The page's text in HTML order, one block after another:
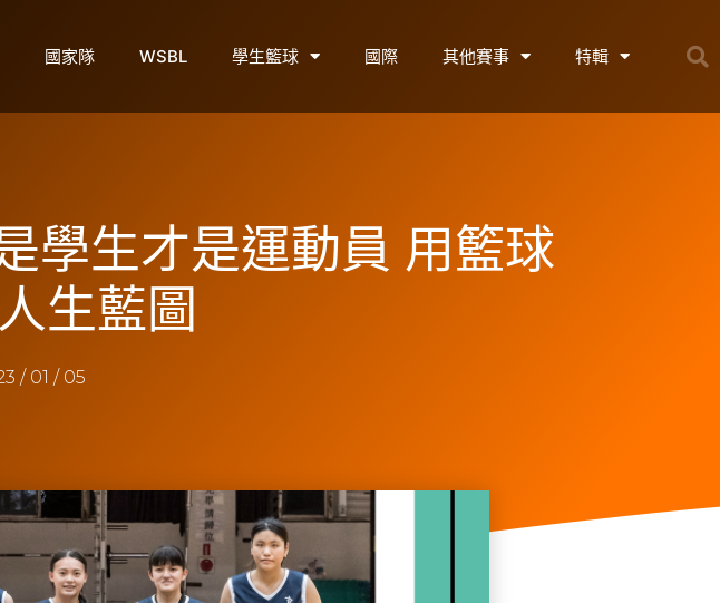
國家隊 WSBL 學生籃球 國際 其他賽事 特輯
學生才是運動員 用籃球
生藍圖
/ 01 / 05